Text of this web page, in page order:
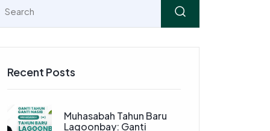
Recent Posts
Muhasabah Tahun Baru
Lagoonbay: Ganti